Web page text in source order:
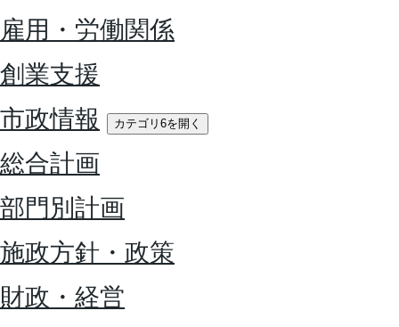
雇用・労働関係
創業支援
市政情報
カテゴリ6を開く
総合計画
部門別計画
施政方針・政策
財政・経営